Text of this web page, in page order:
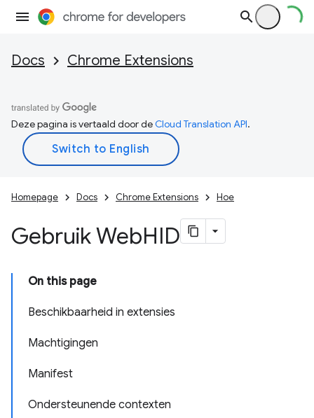
Docs Chrome Extensions
Deze pagina is vertaald door deCloud Translation API.
Homepage Docs Chrome Extensions Hoe
Gebruik WebHID
On this page
Beschikbaarheid in extensies
Machtigingen
Manifest
Ondersteunende contexten